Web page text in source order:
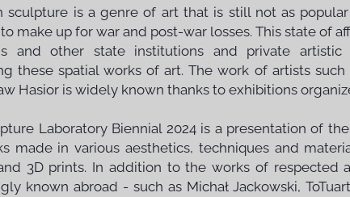
sculpture is a genre of art that is still not as
make up for war and post-war losses. This state of
and other state institutions and private artistic
these spatial works of art. The work of artists
Hasior is widely known thanks to exhibitions
Laboratory Biennial 2024 is a presentation of
made in various aesthetics, techniques and
3D prints. In addition to the works of respected
known abroad - such as Michał Jackowski,